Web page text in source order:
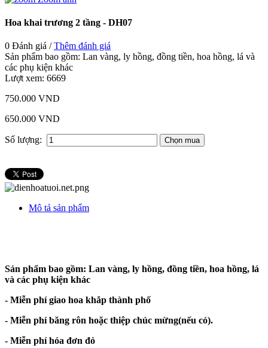
Hoa khai trương 2 tầng - DH07
0 Đánh giá /Thêm đánh giá
Sản phẩm bao gồm: Lan vàng, ly hồng, đồng tiền, hoa hồng, lá và
các phụ kiện khác
Lượt xem: 6669
750.000 VND
650.000 VND
Số lượng:
Mô tả sản phẩm
Sản phẩm bao gồm: Lan vàng, ly hồng, đồng tiền, hoa hồng, lá
và các phụ kiện khác
- Miễn phí giao hoa khắp thành phố
- Miễn phí băng rôn hoặc thiệp chúc mừng(nếu có).
- Miễn phí hóa đơn đỏ